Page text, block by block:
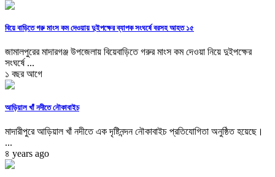
বিয়ে বাড়িতে গরু মাংস কম দেওয়ায় দুইপক্ষের ব্যাপক সংঘর্ষে বরসহ আহত ১৫
জামালপুরের মাদারগঞ্জ উপজেলায় বিয়েবাড়িতে গরুর মাংস কম দেওয়া নিয়ে দুইপক্ষের
সংঘর্ষে ...
১ বছর আগে
আড়িয়াল খাঁ নদীতে নৌকাবাইচ
মাদারীপুরে আড়িয়াল খাঁ নদীতে এক দৃষ্টিনন্দন নৌকাবাইচ প্রতিযোগিতা অনুষ্ঠিত হয়েছে।
...
৪ years ago